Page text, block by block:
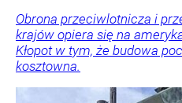
Obrona przeciwlotnicza i
krajów opiera się na
Kłopot w tym, że budowa
kosztowna.